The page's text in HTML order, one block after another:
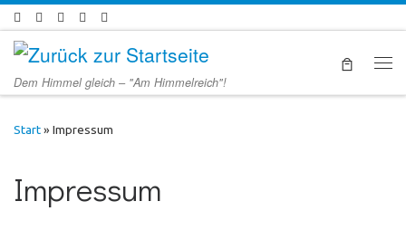
Zum Inhalt springen
Dem Himmel gleich – "Am Himmelreich"!
Start » Impressum
Impressum